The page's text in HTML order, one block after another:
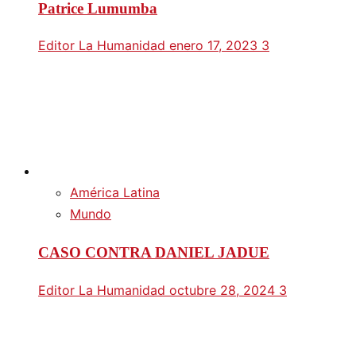
Patrice Lumumba
Editor La Humanidad enero 17, 2023 3
América Latina
Mundo
CASO CONTRA DANIEL JADUE
Editor La Humanidad octubre 28, 2024 3